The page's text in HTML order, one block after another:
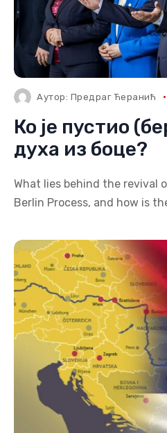
Аутор: Предраг Ћеранић
Ко је пустио
духа из боце?
What lies behind the revival
Berlin Process, and how is